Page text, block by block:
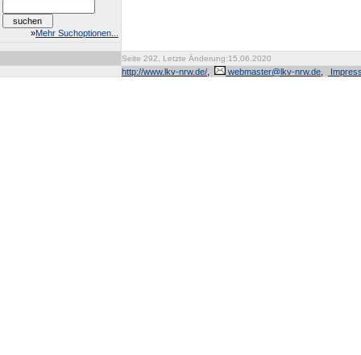
»Mehr Suchoptionen...
Seite 292, Letzte Änderung:15.06.2020
http://www.lkv-nrw.de/ webmaster@lkv-nrw.de